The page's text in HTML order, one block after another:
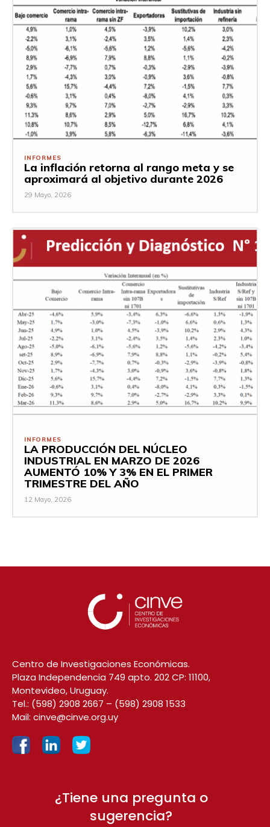
INFORMES
La inflación retorna al rango meta y se
aproximará al objetivo durante 2026
29 Mayo, 2026
INFORMES
LA PRODUCCIÓN DEL NÚCLEO
INDUSTRIAL EN MARZO DE 2026
AUMENTÓ 10% Y 3% EN EL PRIMER
TRIMESTRE DEL AÑO
12 Mayo, 2026
Centro de Investigaciones Económicas.
Plaza Independencia 749 apto. 202 CP: 11100,
Montevideo, Uruguay.
Tel.: (598) 2908 2667 – (598) 2908 1533
Mail: cinve@cinve.org.uy
¿Tiene una pregunta o
sugerencia?